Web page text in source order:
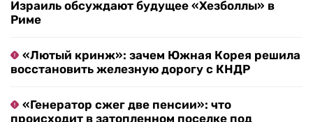
Израиль обсуждают будущее «Хезболлы» в
Риме
«Лютый кринж»: зачем Южная Корея решила
восстановить железную дорогу с КНДР
«Генератор сжег две пенсии»: что
происходит в затопленном поселке под